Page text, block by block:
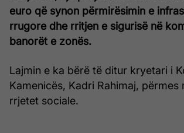
euro që synon përmirësimin e
rrugore dhe rritjen e sigurisë në
banorët e zonës.
Lajmin e ka bërë të ditur kryetari i
Kamenicës, Kadri Rahimaj, përmes
rrjetet sociale.